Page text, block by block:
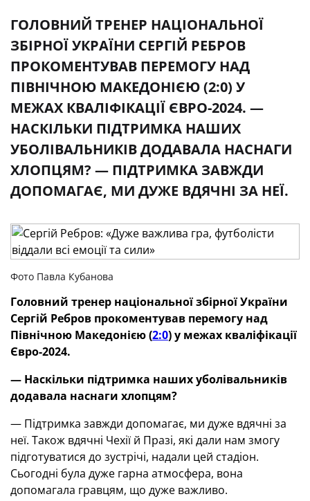
ГОЛОВНИЙ ТРЕНЕР НАЦІОНАЛЬНОЇ
ЗБІРНОЇ УКРАЇНИ СЕРГІЙ РЕБРОВ
ПРОКОМЕНТУВАВ ПЕРЕМОГУ НАД
ПІВНІЧНОЮ МАКЕДОНІЄЮ (2:0) У
МЕЖАХ КВАЛІФІКАЦІЇ ЄВРО-2024. —
НАСКІЛЬКИ ПІДТРИМКА НАШИХ
УБОЛІВАЛЬНИКІВ ДОДАВАЛА НАСНАГИ
ХЛОПЦЯМ? — ПІДТРИМКА ЗАВЖДИ
ДОПОМАГАЄ, МИ ДУЖЕ ВДЯЧНІ ЗА НЕЇ.
Фото Павла Кубанова
Головний тренер національної збірної України
Сергій Ребров прокоментував перемогу над
Північною Македонією (2:0) у межах кваліфікації
Євро-2024.
— Наскільки підтримка наших уболівальників
додавала наснаги хлопцям?
— Підтримка завжди допомагає, ми дуже вдячні за
неї. Також вдячні Чехії й Празі, які дали нам змогу
підготуватися до зустрічі, надали цей стадіон.
Сьогодні була дуже гарна атмосфера, вона
допомагала гравцям, що дуже важливо.